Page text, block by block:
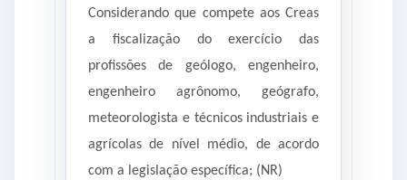
Considerando que compete aos Creas
a fiscalização do exercício das
profissões de geólogo, engenheiro,
engenheiro agrônomo, geógrafo,
meteorologista e técnicos industriais e
agrícolas de nível médio, de acordo
com a legislação específica; (NR)